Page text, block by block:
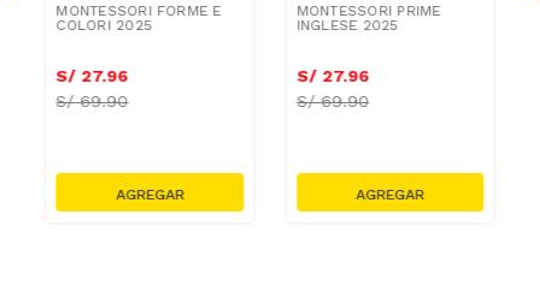
MONTESSORI FORME E
COLORI 2025
S/ 27.96
S/69.90
MONTESSORI PRIME
INGLESE 2025
S/ 27.96
S/69.90